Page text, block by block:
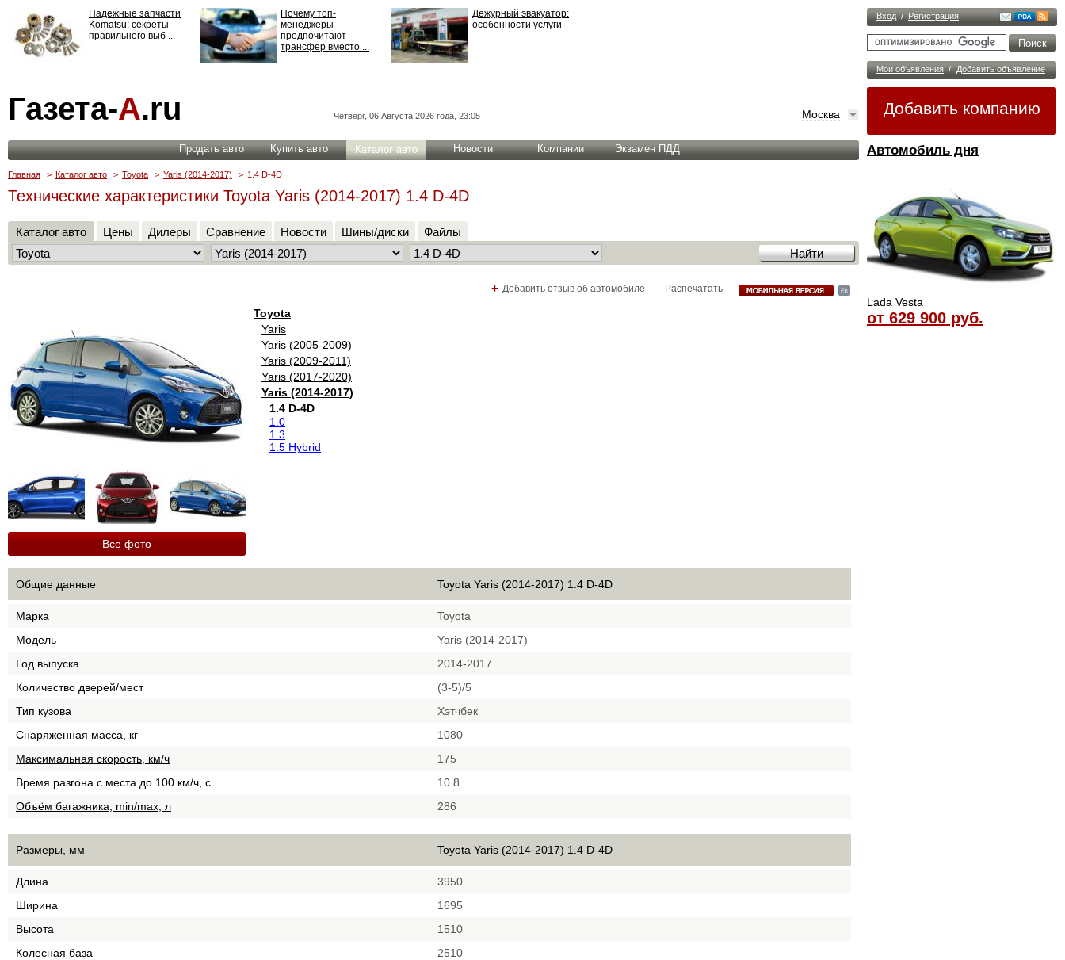
Вход / Регистрация
Мои объявления / Добавить объявление
Добавить компанию
Автомобиль дня
Lada Vesta
от 629 900 руб.
Надежные запчасти
Komatsu: секреты
правильного выб ...
Почему топ-
менеджеры
предпочитают
трансфер вместо ...
Дежурный эвакуатор:
особенности услуги
ответственности: все,
что нужно знать ...
Газета-А.ru Четверг, 06 Августа 2026 года, 23:05 Москва
Продать авто Купить авто Каталог авто Новости Компании Экзамен ПДД
Главная > Каталог авто > Toyota > Yaris (2014-2017) > 1.4 D-4D
Технические характеристики Toyota Yaris (2014-2017) 1.4 D-4D
Каталог авто Цены Дилеры Сравнение Новости Шины/диски Файлы
Распечатать
+ Добавить отзыв об автомобиле
Все фото
Toyota
Yaris
Yaris (2005-2009)
Yaris (2009-2011)
Yaris (2017-2020)
Yaris (2014-2017)
1.4 D-4D
1.0
1.3
1.5 Hybrid
Общие данные Toyota Yaris (2014-2017) 1.4 D-4D
Марка
Toyota
Модель
Yaris (2014-2017)
Год выпуска
2014-2017
Количество дверей/мест
(3-5)/5
Тип кузова
Хэтчбек
Снаряженная масса, кг
1080
Максимальная скорость, км/ч
175
Время разгона с места до 100 км/ч, с
10.8
Объём багажника, min/max, л
286
Размеры, мм Toyota Yaris (2014-2017) 1.4 D-4D
Длина
3950
Ширина
1695
Высота
1510
Колесная база
2510